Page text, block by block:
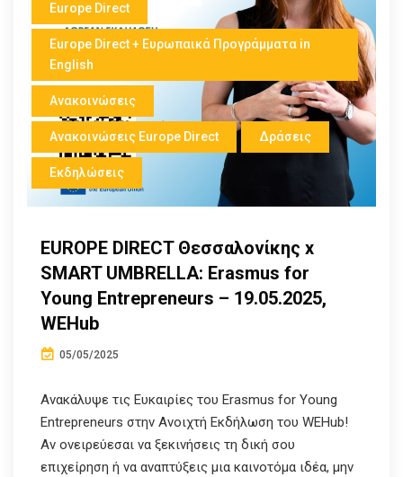
Europe Direct
Europe Direct + Ευρωπαικά Προγράμματα in
English
Ανακοινώσεις
Ανακοινώσεις Europe Direct Δράσεις
Εκδηλώσεις
EUROPE DIRECT Θεσσαλονίκης x
SMART UMBRELLA: Erasmus for
Young Entrepreneurs – 19.05.2025,
WEHub
05/05/2025
Ανακάλυψε τις Ευκαιρίες του Erasmus for Young
Entrepreneurs στην Ανοιχτή Εκδήλωση του WEHub!
Αν ονειρεύεσαι να ξεκινήσεις τη δική σου
επιχείρηση ή να αναπτύξεις μια καινοτόμα ιδέα, μην